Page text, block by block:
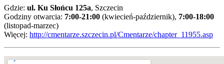
Gdzie: ul. Ku Słońcu 125a, Szczecin
Godziny otwarcia: 7:00-21:00 (kwiecień-październik), 7:00-18:00
(listopad-marzec)
Więcej: http://cmentarze.szczecin.pl/Cmentarze/chapter_11955.asp